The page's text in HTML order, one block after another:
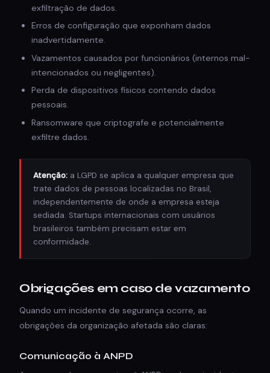
exfiltração de dados.
Erros de configuração que exponham dados
inadvertidamente.
Vazamentos causados por funcionários (internos mal-
intencionados ou negligentes).
Perda de dispositivos físicos contendo dados
pessoais.
Ransomware que criptografe e potencialmente
exfiltre dados.
Atenção: a LGPD se aplica a qualquer empresa que
trate dados de pessoas localizadas no Brasil,
independentemente de onde a empresa esteja
sediada. Startups internacionais com usuários
brasileiros também precisam estar em
conformidade.
Obrigações em caso de vazamento
Quando um incidente de segurança ocorre, as
obrigações da organização afetada são claras:
Comunicação à ANPD